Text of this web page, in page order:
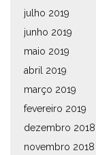
julho 2019
junho 2019
maio 2019
abril 2019
março 2019
fevereiro 2019
dezembro 2018
novembro 2018